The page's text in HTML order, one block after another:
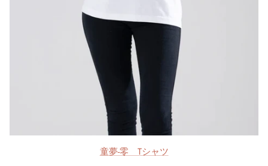
童夢-零 Tシャツ